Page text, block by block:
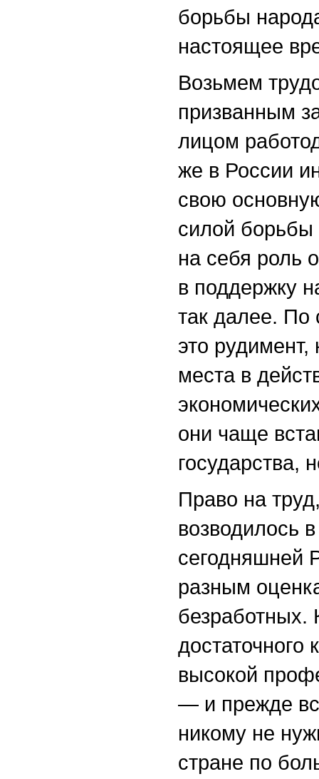
борьбы
настоящее
Возьмем
призванным
лицом
же в России
свою
силой борьбы
на себя роль
в поддержку
так далее.
это
места в
они чаще
государства,
Право на
возводилось
сегодняшней
разным
безработных.
достаточного
высокой
— и прежде
никому не
стране по